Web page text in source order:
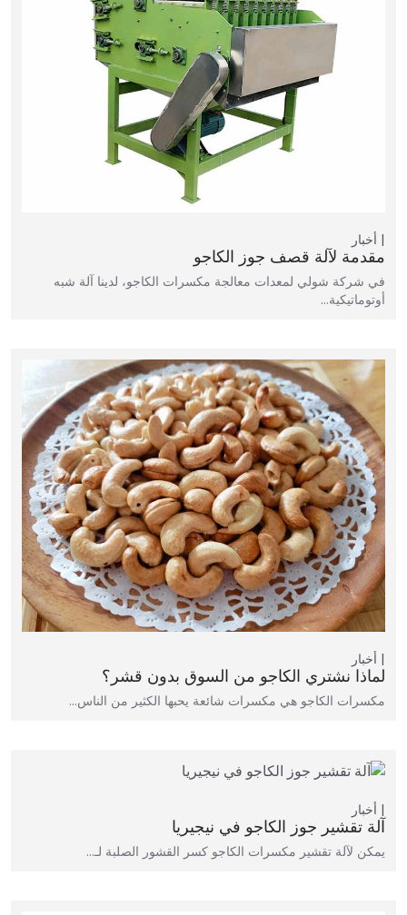
أخبار
مقدمة لآلة قصف جوز الكاجو
في شركة شولي لمعدات معالجة مكسرات الكاجو، لدينا آلة شبه
أوتوماتيكية…
أخبار
لماذا نشتري الكاجو من السوق بدون قشر؟
مكسرات الكاجو هي مكسرات شائعة يحبها الكثير من الناس…
أخبار
آلة تقشير جوز الكاجو في نيجيريا
يمكن لآلة تقشير مكسرات الكاجو كسر القشور الصلبة لـ…